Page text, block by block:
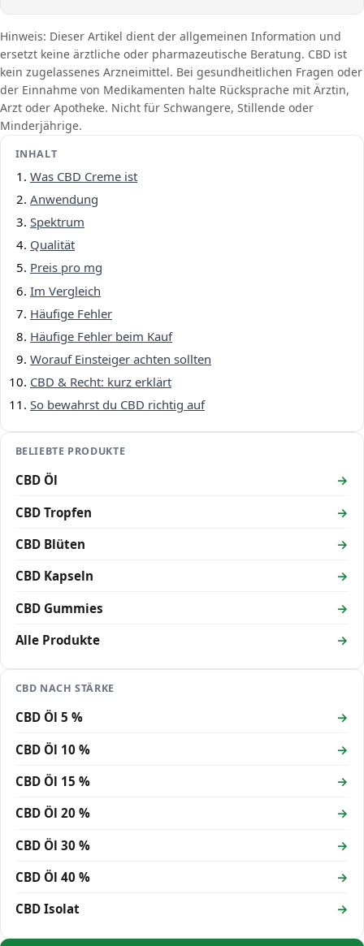
Hinweis: Dieser Artikel dient der allgemeinen Information und
ersetzt keine ärztliche oder pharmazeutische Beratung. CBD ist
kein zugelassenes Arzneimittel. Bei gesundheitlichen Fragen oder
der Einnahme von Medikamenten halte Rücksprache mit Ärztin,
Arzt oder Apotheke. Nicht für Schwangere, Stillende oder
Minderjährige.
INHALT
Was CBD Creme ist
Anwendung
Spektrum
Qualität
Preis pro mg
Im Vergleich
Häufige Fehler
Häufige Fehler beim Kauf
Worauf Einsteiger achten sollten
CBD & Recht: kurz erklärt
So bewahrst du CBD richtig auf
BELIEBTE PRODUKTE
CBD Öl
CBD Tropfen
CBD Blüten
CBD Kapseln
CBD Gummies
Alle Produkte
CBD NACH STÄRKE
CBD Öl 5 %
CBD Öl 10 %
CBD Öl 15 %
CBD Öl 20 %
CBD Öl 30 %
CBD Öl 40 %
CBD Isolat